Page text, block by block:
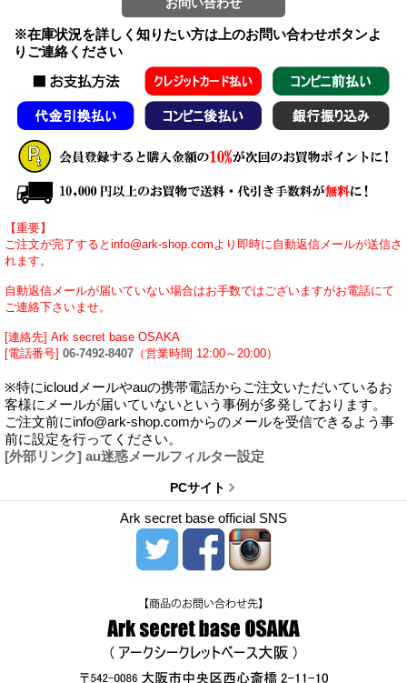
※在庫状況を詳しく知りたい方は上のお問い合わせボタンよ
りご連絡ください
【重要】
ご注文が完了するとinfo@ark-shop.comより即時に自動返信メールが送信さ
れます。
自動返信メールが届いていない場合はお手数ではございますがお電話にて
ご連絡下さいませ。
[連絡先] Ark secret base OSAKA
[電話番号] 06-7492-8407 （営業時間 12:00～20:00）
※特にicloudメールやauの携帯電話からご注文いただいているお
客様にメールが届いていないという事例が多発しております。
ご注文前にinfo@ark-shop.comからのメールを受信できるよう事
前に設定を行ってください。
[外部リンク] au迷惑メールフィルター設定
PCサイト
Ark secret base official SNS